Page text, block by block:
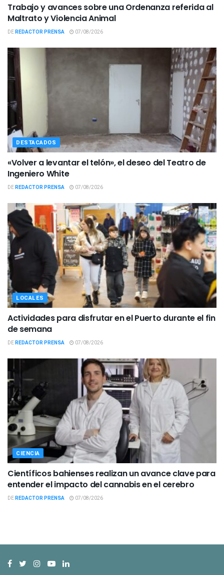
Trabajo y avances sobre una Ordenanza referida al
Maltrato y Violencia Animal
DEREDACTOR PRENSA 07/08/2026
DESTACADOS
«Volver a levantar el telón», el deseo del Teatro de
Ingeniero White
DEREDACTOR PRENSA 07/08/2026
LOCALES
Actividades para disfrutar en el Puerto durante el fin
de semana
DEREDACTOR PRENSA 07/08/2026
CIENCIA
Científicos bahienses realizan un avance clave para
entender el impacto del cannabis en el cerebro
DEREDACTOR PRENSA 07/08/2026